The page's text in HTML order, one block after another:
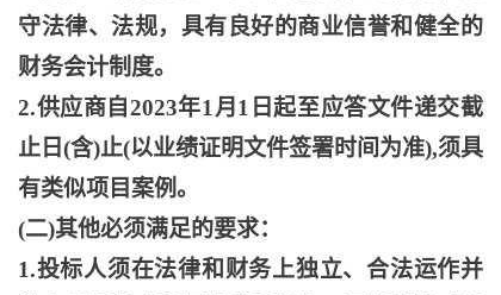
守法律、法规，具有良好的商业信誉和健全的
财务会计制度。
2.供应商自2023年1月1日起至应答文件递交截
止日(含)止(以业绩证明文件签署时间为准),须具
有类似项目案例。
(二)其他必须满足的要求：
1.投标人须在法律和财务上独立、合法运作并